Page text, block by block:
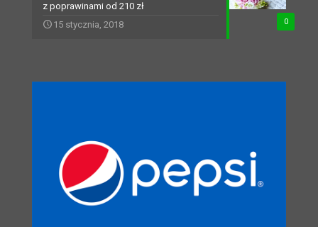
0
z poprawinami od 210 zł
15 stycznia, 2018